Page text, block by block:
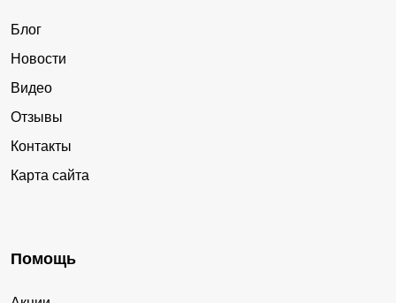
Блог
Новости
Видео
Отзывы
Контакты
Карта сайта
Помощь